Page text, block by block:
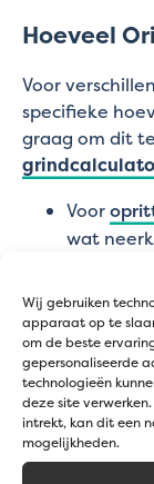
Wij gebruiken
apparaat op te
om de beste
gepersonaliseerde
technologieën
deze site
intrekt, kan dit een
mogelijkheden.
Hoeveel
Voor
specifieke
graag om dit
Voor
wat
van 4
kg/m².
Voor
fijne
dat
neerkomt